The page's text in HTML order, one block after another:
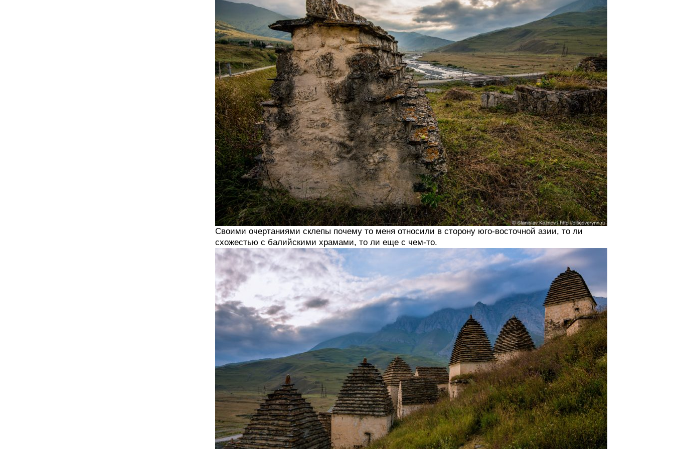
Своими очертаниями склепы почему то меня относили в сторону юго-восточной азии, то ли
схожестью с балийскими храмами, то ли еще с чем-то.